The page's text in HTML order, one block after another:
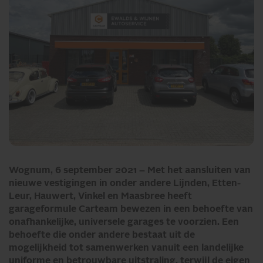
Wognum, 6 september 2021 – Met het aansluiten van
nieuwe vestigingen in onder andere Lijnden, Etten-
Leur, Hauwert, Vinkel en Maasbree heeft
garageformule Carteam bewezen in een behoefte van
onafhankelijke, universele garages te voorzien. Een
behoefte die onder andere bestaat uit de
mogelijkheid tot samenwerken vanuit een landelijke
uniforme en betrouwbare uitstraling, terwijl de eigen